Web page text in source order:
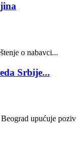
o nabavci...
Srbije...
upućuje poziv